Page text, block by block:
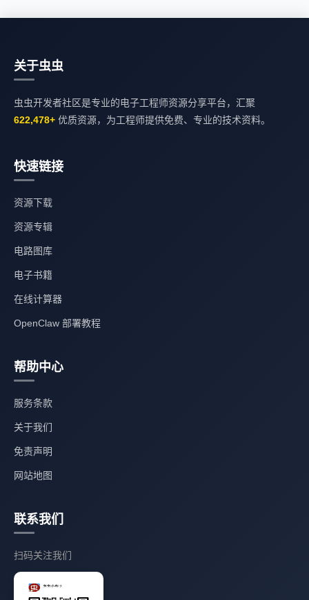
关于虫虫
虫虫开发者社区是专业的电子工程师资源分享平台，汇聚
622,478+ 优质资源，为工程师提供免费、专业的技术资料。
快速链接
资源下载
资源专辑
电路图库
电子书籍
在线计算器
OpenClaw 部署教程
帮助中心
服务条款
关于我们
免责声明
网站地图
联系我们
扫码关注我们